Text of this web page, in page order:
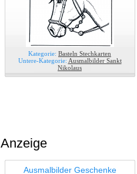
Kategorie: Basteln Stechkarten
Untere-Kategorie: Ausmalbilder Sankt
Nikolaus
Anzeige
Ausmalbilder Geschenke